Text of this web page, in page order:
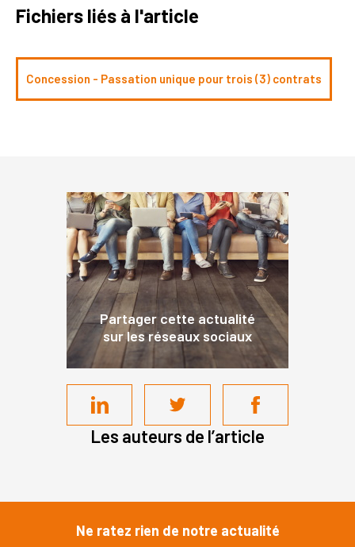
Fichiers liés à l'article
Concession - Passation unique pour trois (3) contrats
Partager cette actualité
sur les réseaux sociaux
Les auteurs de l’article
Ne ratez rien de notre actualité